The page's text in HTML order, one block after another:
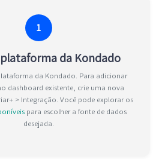
1
plataforma da Kondado
da Kondado. Para adicionar
dashboard existente, crie uma nova
> Integração. Você pode explorar os
para escolher a fonte de dados
desejada.